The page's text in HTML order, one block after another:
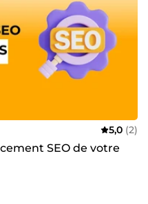
5,0 (2)
SEO de votre